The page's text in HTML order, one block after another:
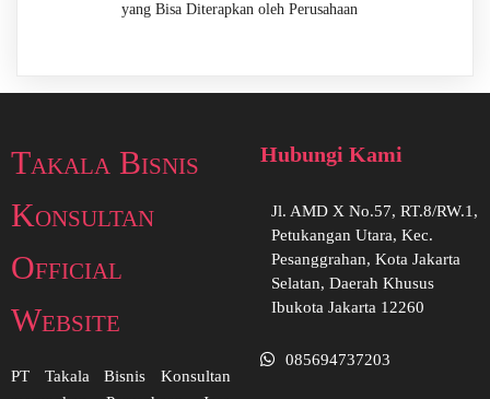
yang Bisa Diterapkan oleh Perusahaan
Takala Bisnis
Konsultan
Official
Website
PT Takala Bisnis Konsultan
Hubungi Kami
Jl. AMD X No.57, RT.8/RW.1,
Petukangan Utara, Kec.
Pesanggrahan, Kota Jakarta
Selatan, Daerah Khusus
Ibukota Jakarta 12260
085694737203